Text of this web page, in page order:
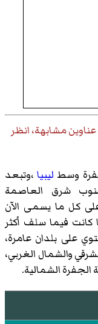
مشابهة، انظر
وسط ليبيا،وتبعد
كل ما يسمى الآن
كانت فيما سلف أكثر
على بلدان عامرة،
والشمال الغربي،
الجفرة الشمالية.